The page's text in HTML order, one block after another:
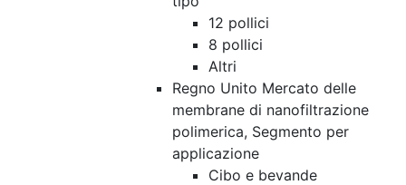
12 pollici
8 pollici
Altri
Regno Unito Mercato delle
membrane di nanofiltrazione
polimerica, Segmento per
applicazione
Cibo e bevande